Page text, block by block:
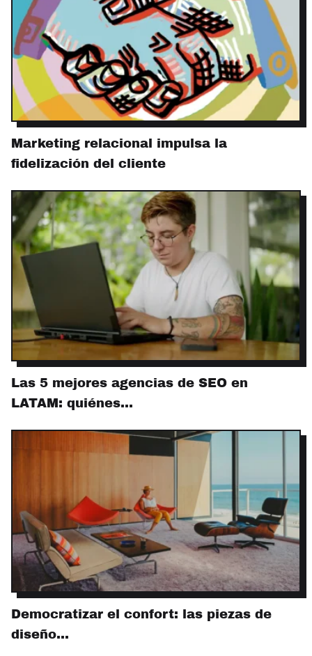
Marketing relacional impulsa la
fidelización del cliente
Las 5 mejores agencias de SEO en
LATAM: quiénes…
Democratizar el confort: las piezas de
diseño…